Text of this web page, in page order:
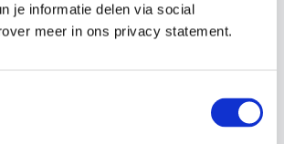
je informatie delen via social
meer in ons privacy statement.
wordt veel tijd besteed
artsen en co-assistenten